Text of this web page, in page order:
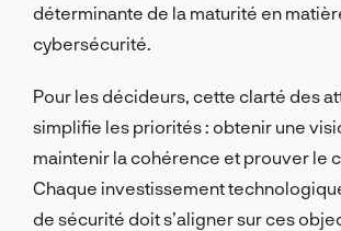
déterminante de la maturité en
cybersécurité.
Pour les décideurs, cette clarté des
simplifie les priorités : obtenir une
maintenir la cohérence et prouver le
Chaque investissement
de sécurité doit s’aligner sur ces